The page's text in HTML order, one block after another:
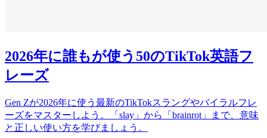
2026年に誰もが使う50のTikTok英語フ
レーズ
Gen Zが2026年に使う最新のTikTokスラングやバイラルフレ
ーズをマスターしよう。「slay」から「brainrot」まで、意味
と正しい使い方を学びましょう。